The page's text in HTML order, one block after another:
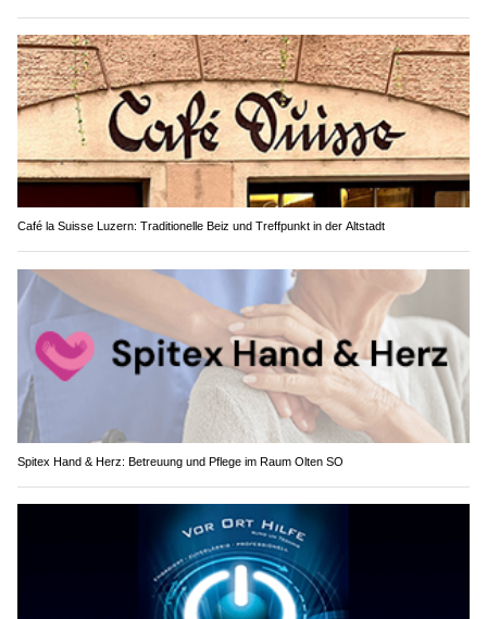
Café la Suisse Luzern: Traditionelle Beiz und Treffpunkt in der Altstadt
Spitex Hand & Herz: Betreuung und Pflege im Raum Olten SO